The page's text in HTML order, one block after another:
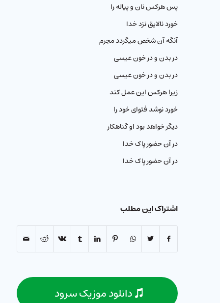
پس هرکس نان و پیاله را
خورد نالایق نزد خدا
آنگه آن شخص میگردد مجرم
در بدن و در خون عیسی
در بدن و در خون عیسی
زیرا هرکس این عمل کند
خورد نوشد فتوای خود را
دیگر خواهد بود او گناهکار
در آن حضور پاک خدا
در آن حضور پاک خدا
اشتراک این مطلب
دانلود موزیک سرود